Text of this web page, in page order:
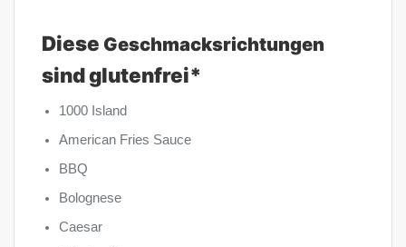
Diese Geschmacksrichtungen
sind glutenfrei*
1000 Island
American Fries Sauce
BBQ
Bolognese
Caesar